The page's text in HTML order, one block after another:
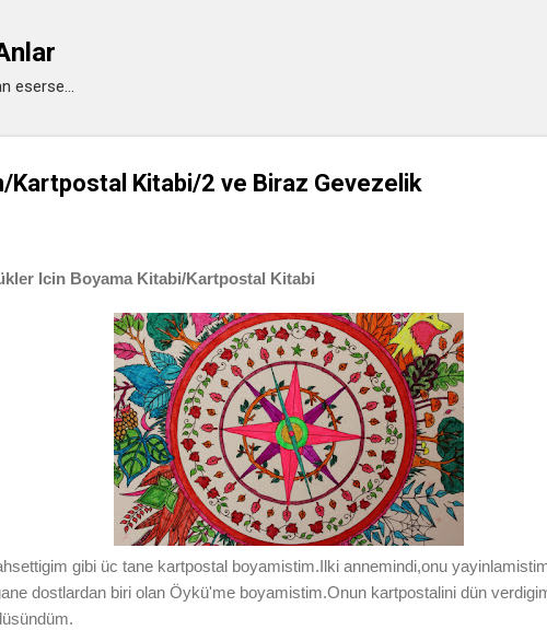
eserse...
Kartpostal Kitabi/2 ve Biraz Gevezelik
Icin Boyama Kitabi/Kartpostal Kitabi
gibi üc tane kartpostal boyamistim.Ilki annemindi,onu
dostlardan biri olan Öykü'me boyamistim.Onun kartpostalini dün